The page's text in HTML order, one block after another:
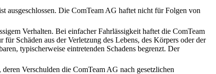
ausgeschlossen. Die ComTeam AG haftet nicht für Folgen von
Verhalten. Bei einfacher Fahrlässigkeit haftet die ComTeam
Schäden aus der Verletzung des Lebens, des Körpers oder der
typischerweise eintretenden Schadens begrenzt. Der
Verschulden die ComTeam AG nach gesetzlichen